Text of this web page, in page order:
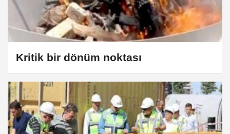
Kritik bir dönüm noktası